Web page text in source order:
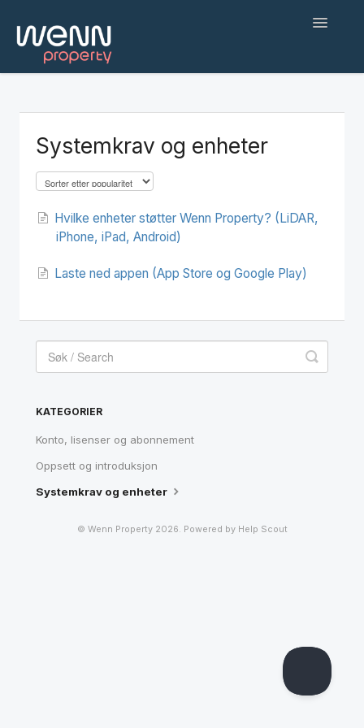
Toggle
Web applikasjon
Befaringsapp
Polski
Systemkrav og enheter
Hvilke enheter støtter Wenn Property? (LiDAR,
iPhone, iPad, Android)
Laste ned appen (App Store og Google Play)
KATEGORIER
Konto, lisenser og abonnement
Oppsett og introduksjon
Systemkrav og enheter
© Wenn Property2026. Powered by Help Scout